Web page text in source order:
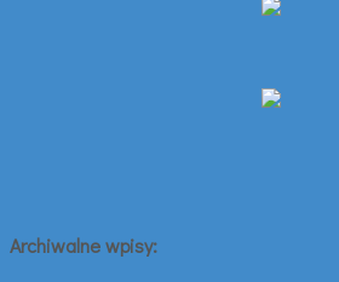
Archiwalne wpisy: